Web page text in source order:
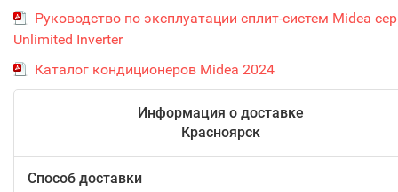
Руководство по эксплуатации сплит-систем Midea
Unlimited Inverter
Каталог кондиционеров Midea 2024
Информация о доставке
Красноярск
Способ доставки